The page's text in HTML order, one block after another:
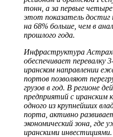
тонн, а за первые
этот показатель
на 68% больше, чем в
прошлого года.
Инфраструктура
обеспечивает перевалку
иранском направлении
портов позволяют
грузов в год. В регионе
предприятий с иранским
одного из крупнейших
порта, активно
экономический зона, где
иранскими инвестициями.